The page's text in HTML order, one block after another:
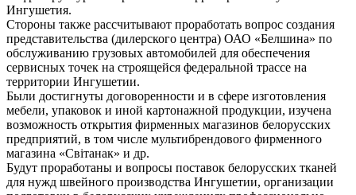
Ингушетия.
Стороны также рассчитывают проработать вопрос создания
представительства (дилерского центра) ОАО «Белшина» по
обслуживанию грузовых автомобилей для обеспечения
сервисных точек на строящейся федеральной трассе на
территории Ингушетии.
Были достигнуты договоренности и в сфере изготовления
мебели, упаковок и иной картонажной продукции, изучена
возможность открытия фирменных магазинов белорусских
предприятий, в том числе мультибрендового фирменного
магазина «Світанак» и др.
Будут проработаны и вопросы поставок белорусских тканей
для нужд швейного производства Ингушетии, организации